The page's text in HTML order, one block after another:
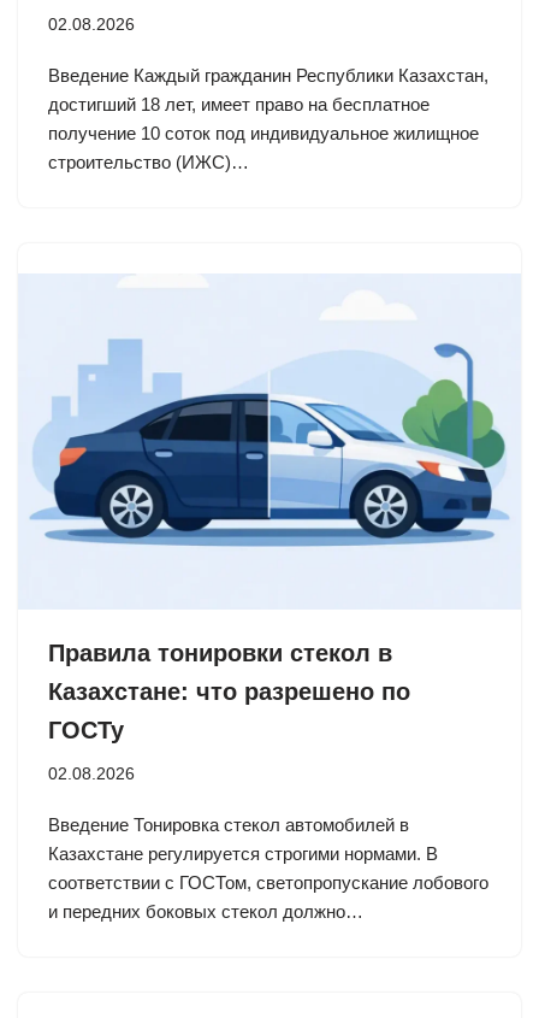
02.08.2026
Введение Каждый гражданин Республики Казахстан,
достигший 18 лет, имеет право на бесплатное
получение 10 соток под индивидуальное жилищное
строительство (ИЖС)…
Правила тонировки стекол в
Казахстане: что разрешено по
ГОСТу
02.08.2026
Введение Тонировка стекол автомобилей в
Казахстане регулируется строгими нормами. В
соответствии с ГОСТом, светопропускание лобового
и передних боковых стекол должно…